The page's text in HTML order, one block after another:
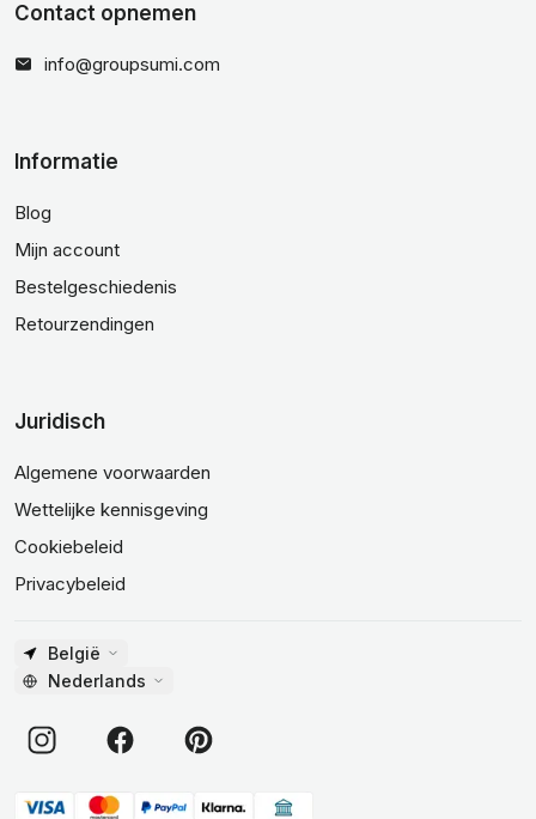
Contact opnemen
info@groupsumi.com
Informatie
Blog
Mijn account
Bestelgeschiedenis
Retourzendingen
Juridisch
Algemene voorwaarden
Wettelijke kennisgeving
Cookiebeleid
Privacybeleid
België
Nederlands